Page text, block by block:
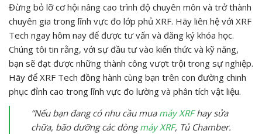
Đừng bỏ lỡ cơ hội nâng cao trình độ chuyên môn và trở thành
chuyên gia trong lĩnh vực đo lớp phủ XRF. Hãy liên hệ với XRF
Tech ngay hôm nay để được tư vấn và đăng ký khóa học.
Chúng tôi tin rằng, với sự đầu tư vào kiến thức và kỹ năng,
bạn sẽ đạt được những thành công vượt trội trong sự nghiệp.
Hãy để XRF Tech đồng hành cùng bạn trên con đường chinh
phục đỉnh cao trong lĩnh vực đo lường và phân tích vật liệu.
“Nếu bạn đang có nhu cầu mua máy XRFhay sửa
chữa, bão dưỡng các dòngmáy XRF, Tủ Chamber.